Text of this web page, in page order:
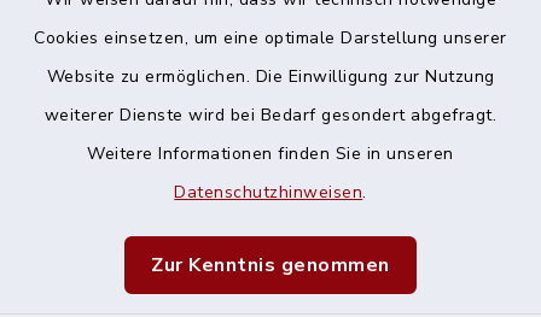
Cookies einsetzen, um eine optimale Darstellung unserer
Website zu ermöglichen. Die Einwilligung zur Nutzung
weiterer Dienste wird bei Bedarf gesondert abgefragt.
Weitere Informationen finden Sie in unseren
Datenschutzhinweisen.
Zur Kenntnis genommen
Datenschutz
Impressum
Sitemap
Cookie-Einstellungen